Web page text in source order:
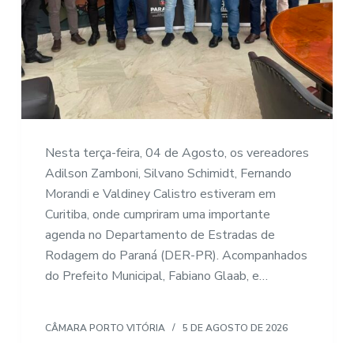
Nesta terça-feira, 04 de Agosto, os vereadores
Adilson Zamboni, Silvano Schimidt, Fernando
Morandi e Valdiney Calistro estiveram em
Curitiba, onde cumpriram uma importante
agenda no Departamento de Estradas de
Rodagem do Paraná (DER-PR). Acompanhados
do Prefeito Municipal, Fabiano Glaab, e…
CÂMARA PORTO VITÓRIA 5 DE AGOSTO DE 2026